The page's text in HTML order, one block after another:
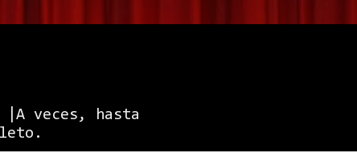
veces, hasta